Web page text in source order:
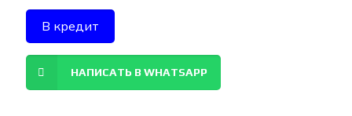
В кредит
НАПИСАТЬ В WHATSAPP